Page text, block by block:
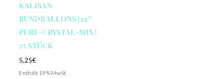
KALISAN
RUNDBALLONS | 12″
PURE-CRYSTAL-MIX |
25 STÜCK
5,25€
Enthält 19% MwSt.